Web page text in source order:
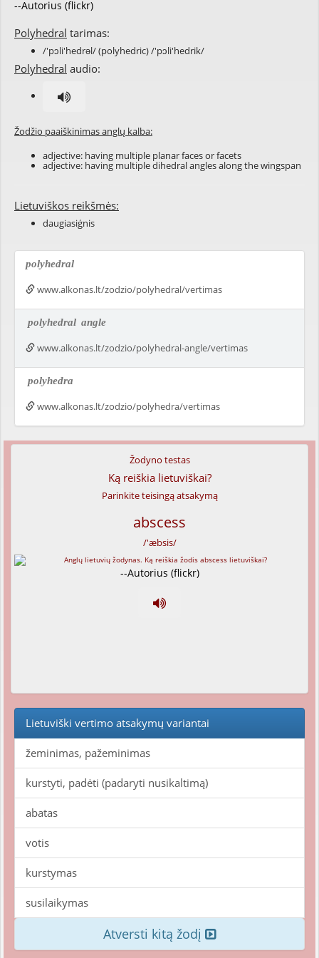
--Autorius (flickr)
Polyhedral tarimas:
/'pɔli'hedrəl/ (polyhedric) /'pɔli'hedrik/
Polyhedral audio:
Žodžio paaiškinimas anglų kalba:
adjective: having multiple planarfacesorfacets
adjective: having multipledihedralangles along thewingspan
Lietuviškos reikšmės:
daugiasiģnis
polyhedral
www.alkonas.lt/zodzio/polyhedral/vertimas
polyhedral angle
www.alkonas.lt/zodzio/polyhedral-angle/vertimas
polyhedra
www.alkonas.lt/zodzio/polyhedra/vertimas
Žodyno testas
Ką reiškia lietuviškai?
Parinkite teisingą atsakymą
abscess
/'æbsis/
--Autorius (flickr)
Lietuviški vertimo atsakymų variantai
žeminimas, pažeminimas
kurstyti, padėti (padaryti nusikaltimą)
abatas
votis
kurstymas
susilaikymas
Atversti kitą žodį